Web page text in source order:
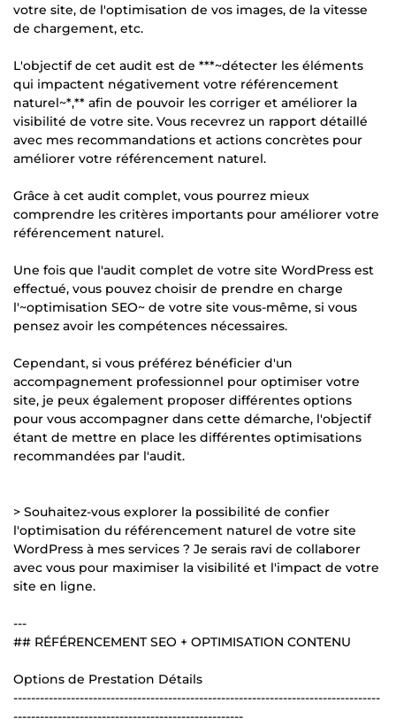
votre site, de l'optimisation de vos images, de la vitesse
de chargement, etc.
L'objectif de cet audit est de ***~détecter les éléments
qui impactent négativement votre référencement
naturel~*,** afin de pouvoir les corriger et améliorer la
visibilité de votre site. Vous recevrez un rapport détaillé
avec mes recommandations et actions concrètes pour
améliorer votre référencement naturel.
Grâce à cet audit complet, vous pourrez mieux
comprendre les critères importants pour améliorer votre
référencement naturel.
Une fois que l'audit complet de votre site WordPress est
effectué, vous pouvez choisir de prendre en charge
l'~optimisation SEO~ de votre site vous-même, si vous
pensez avoir les compétences nécessaires.
Cependant, si vous préférez bénéficier d'un
accompagnement professionnel pour optimiser votre
site, je peux également proposer différentes options
pour vous accompagner dans cette démarche, l'objectif
étant de mettre en place les différentes optimisations
recommandées par l'audit.
> Souhaitez-vous explorer la possibilité de confier
l'optimisation du référencement naturel de votre site
WordPress à mes services ? Je serais ravi de collaborer
avec vous pour maximiser la visibilité et l'impact de votre
site en ligne.
---
## RÉFÉRENCEMENT SEO + OPTIMISATION CONTENU
Options de Prestation Détails
-----------------------------------------------------------------------------------
----------------------------------------------------